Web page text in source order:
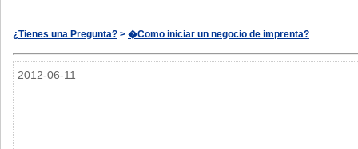
¿Tienes una Pregunta? > �Como iniciar un negocio de imprenta?
2012-06-11